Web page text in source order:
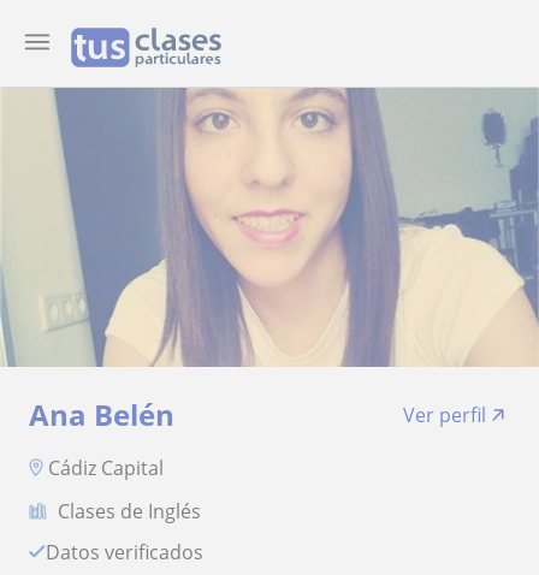
Ana Belén
Ver perfil
Cádiz Capital
Clases de Inglés
Datos verificados